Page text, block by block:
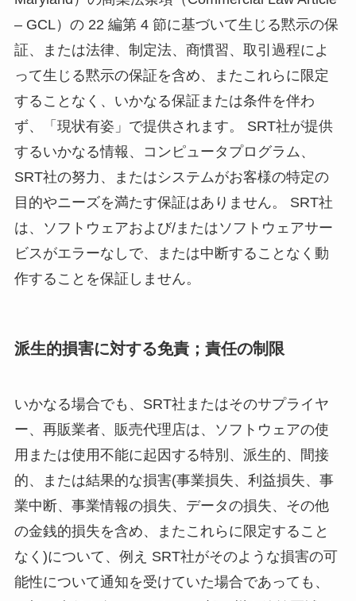
– GCL）の 22 編第 4 節に基づいて生じる黙示の保
証、または法律、制定法、商慣習、取引過程によ
って生じる黙示の保証を含め、またこれらに限定
することなく、いかなる保証または条件を伴わ
ず、「現状有姿」で提供されます。 SRT社が提供
するいかなる情報、コンピュータプログラム、
SRT社の努力、またはシステムがお客様の特定の
目的やニーズを満たす保証はありません。 SRT社
は、ソフトウェアおよび/またはソフトウェアサー
ビスがエラーなしで、または中断することなく動
作することを保証しません。
派生的損害に対する免責；責任の制限
いかなる場合でも、SRT社またはそのサプライヤ
ー、再販業者、販売代理店は、ソフトウェアの使
用または使用不能に起因する特別、派生的、間接
的、または結果的な損害(事業損失、利益損失、事
業中断、事業情報の損失、データの損失、その他
の金銭的損失を含め、またこれらに限定すること
なく)について、例え SRT社がそのような損害の可
能性について通知を受けていた場合であっても、